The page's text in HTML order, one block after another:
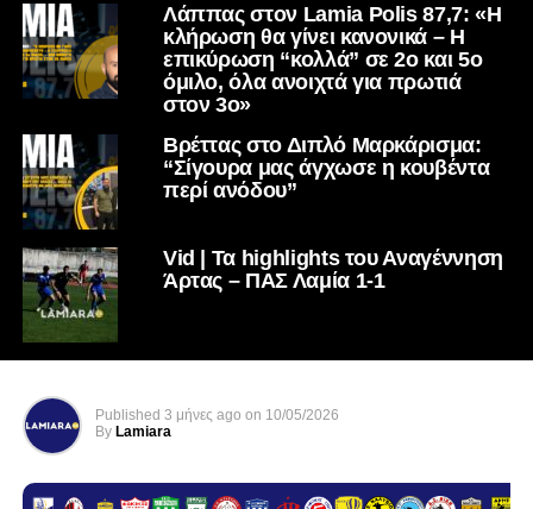
Λάππας στον Lamia Polis 87,7: «Η
κλήρωση θα γίνει κανονικά – Η
επικύρωση “κολλά” σε 2ο και 5ο
όμιλο, όλα ανοιχτά για πρωτιά
στον 3ο»
Βρέττας στο Διπλό Μαρκάρισμα:
“Σίγουρα μας άγχωσε η κουβέντα
περί ανόδου”
Vid | Τα highlights του Αναγέννηση
Άρτας – ΠΑΣ Λαμία 1-1
Published 3 μήνες ago on 10/05/2026
By Lamiara